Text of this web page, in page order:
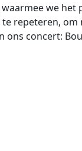
we het
repeteren, om
ons concert: